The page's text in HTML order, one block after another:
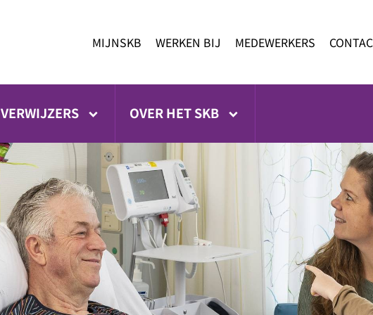
MIJNSKB WERKEN BIJ MEDEWERKERS
VERWIJZERS OVER HET SKB